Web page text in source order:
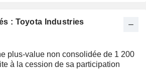
: Toyota Industries
plus-value non consolidée de 1 200
à la cession de sa participation